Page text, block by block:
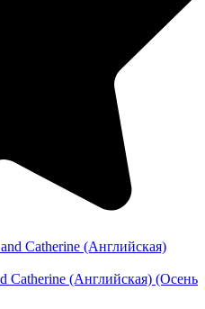
Catherine (Английская) (Осень